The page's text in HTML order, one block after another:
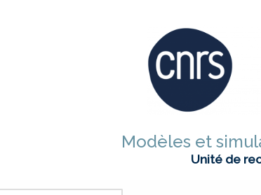
Modèles et
Unité de